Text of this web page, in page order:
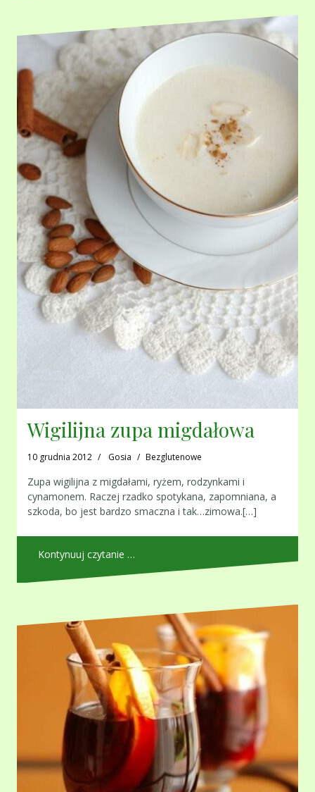
Wigilijna zupa migdałowa
10 grudnia 2012 Gosia Bezglutenowe
Zupa wigilijna z migdałami, ryżem, rodzynkami i
cynamonem. Raczej rzadko spotykana, zapomniana, a
szkoda, bo jest bardzo smaczna i tak…zimowa.[…]
Kontynuuj czytanie …